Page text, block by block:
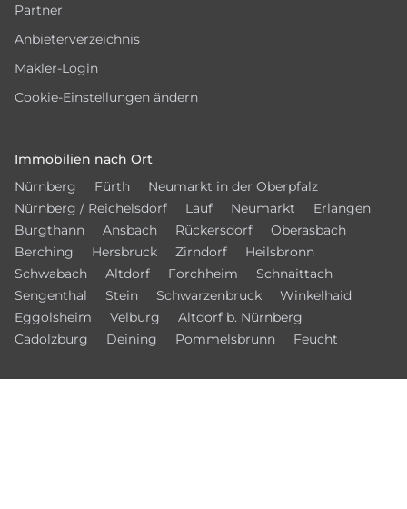
Partner
Anbieterverzeichnis
Makler-Login
Cookie-Einstellungen ändern
Immobilien nach Ort
Nürnberg
Fürth
Neumarkt in der Oberpfalz
Nürnberg / Reichelsdorf
Lauf Neumarkt
Erlangen
Burgthann
Ansbach Rückersdorf
Oberasbach
Berching
Hersbruck Zirndorf
Heilsbronn
Schwabach
Altdorf Forchheim
Schnaittach
Sengenthal
Stein Schwarzenbruck
Winkelhaid
Eggolsheim
Velburg
Altdorf b. Nürnberg
Cadolzburg
Deining Pommelsbrunn Feucht